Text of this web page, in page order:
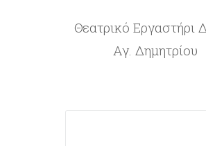
Θεατρικό Εργαστήρι
Αγ. Δημητρίου